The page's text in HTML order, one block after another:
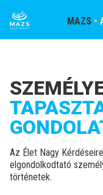
MAZS •
Az Élet Nagy
elgondolkodtató
történetek.